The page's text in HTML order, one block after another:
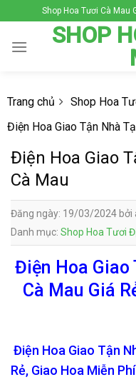
to
content
Shop Hoa Tươi Cà Mau
SHOP
Trang chủ
Shop Hoa
Điện Hoa Giao Tận Nhà
Điện Hoa Giao
Cà Mau
Đăng ngày: 19/03/2024 bởi
Danh mục: Shop Hoa Tươi
Điện Hoa Giao
Cà Mau Giá
Điện Hoa Giao Tận
Rẻ, Giao Hoa Miễn Phí